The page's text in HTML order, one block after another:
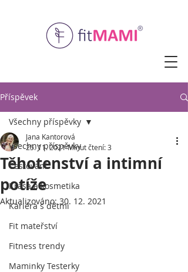
Příspěvek
Všechny příspěvky
Cestování
Krása a kosmetika
Kariéra s dětmi
Fit mateřství
Fitness trendy
Maminky Testerky
Všechny příspěvky
Těhotenství a intimní
potíže
Jana Kantorová
25. 11. 2021Minut čtení: 3
Aktualizováno:30. 12. 2021